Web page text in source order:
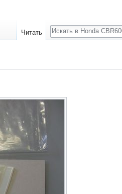
Читать
Поиск